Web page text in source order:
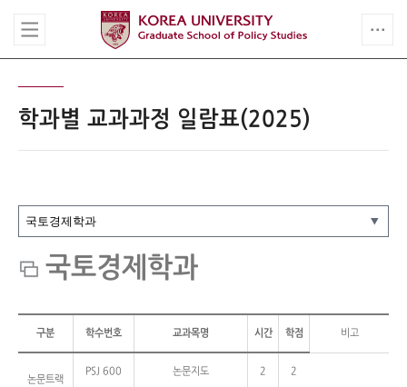
학과별 교과과정 일람표(2025)
국토경제학과
구분 학수번호 교과목명 시간 학점 비고
논문트랙
PSJ 600 논문지도 2 2